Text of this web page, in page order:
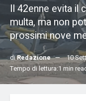
Il 42enne evita il
multa, ma non
prossimi nove
diRedazione 10
Tempo di lettura:1 min